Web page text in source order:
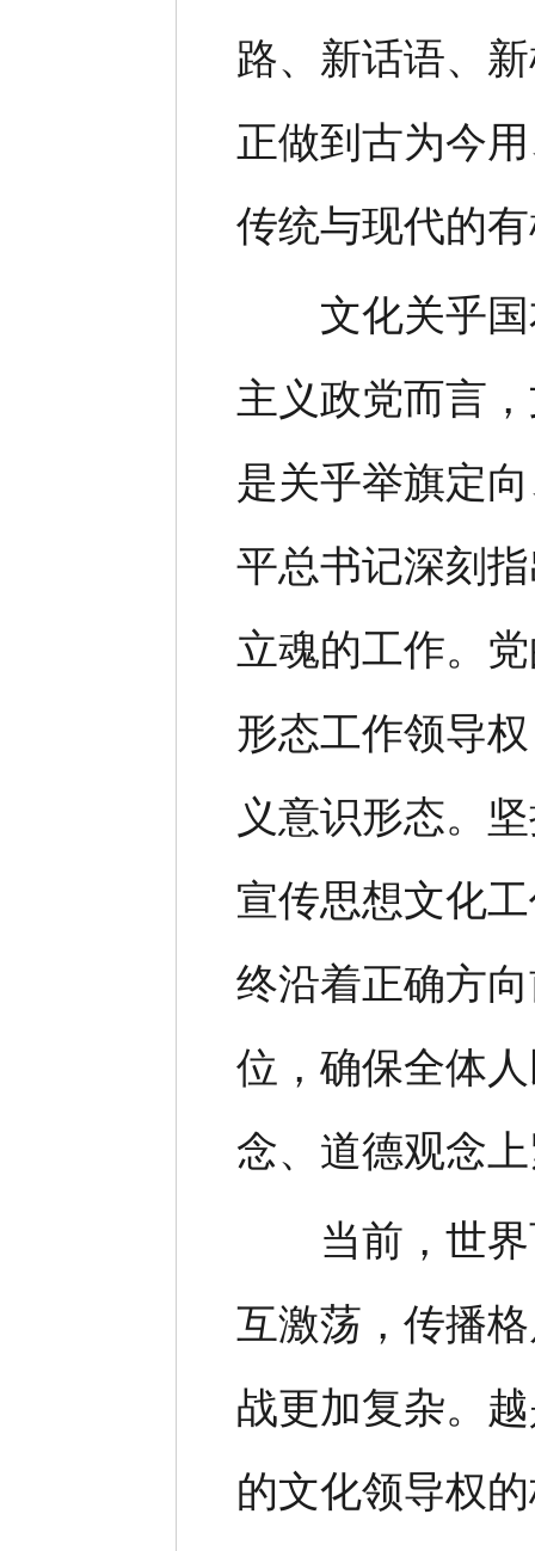
路、新话语、
正做到古为今
传统与现代的
文化关乎国
主义政党而言
是关乎举旗定
平总书记深刻
立魂的工作。
形态工作领导
义意识形态。
宣传思想文化
终沿着正确方
位，确保全体
念、道德观念
当前，世界
互激荡，传播
战更加复杂。
的文化领导权